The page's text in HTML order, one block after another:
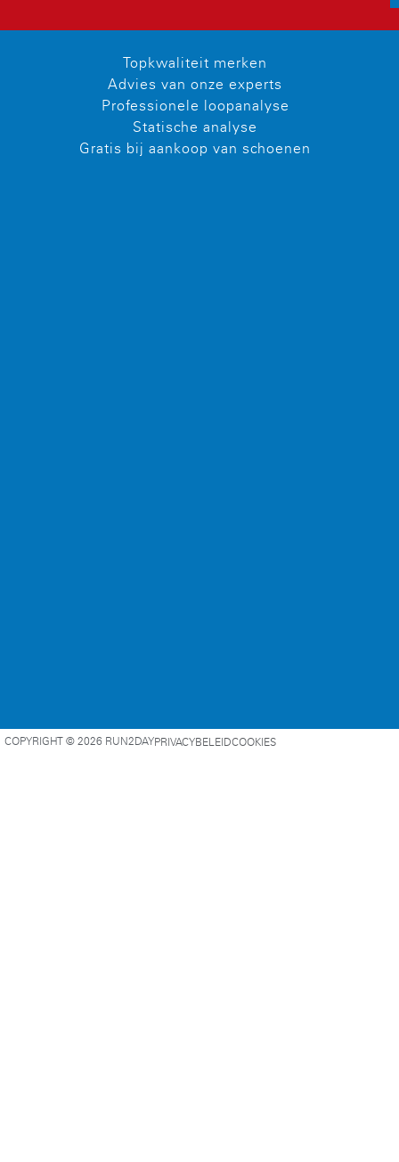
Topkwaliteit merken
Advies van onze experts
Professionele loopanalyse
Statische analyse
Gratis bij aankoop van schoenen
COPYRIGHT © 2026 RUN2DAYPRIVACYBELEIDCOOKIES